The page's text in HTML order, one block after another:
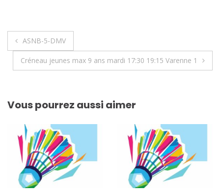
Navigation
de
ASNB-5-DMV
Créneau jeunes max 9 ans mardi 17:30 19:15 Varenne 1
Vous pourrez aussi aimer